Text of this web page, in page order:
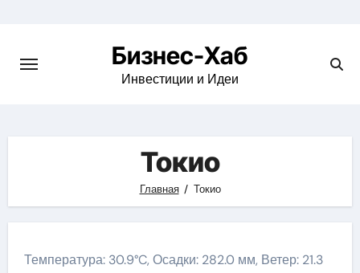
content
Бизнес-Хаб
Инвестиции и Идеи
Токио
Главная Токио
Температура: 30.9°C, Осадки: 282.0 мм, Ветер: 21.3